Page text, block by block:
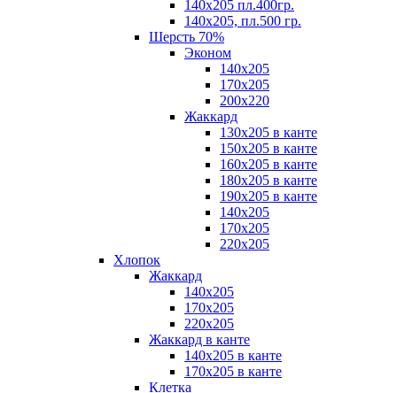
140х205 пл.400гр.
140х205, пл.500 гр.
Шерсть 70%
Эконом
140х205
170х205
200х220
Жаккард
130х205 в канте
150х205 в канте
160х205 в канте
180х205 в канте
190х205 в канте
140х205
170х205
220х205
Хлопок
Жаккард
140x205
170х205
220х205
Жаккард в канте
140х205 в канте
170х205 в канте
Клетка